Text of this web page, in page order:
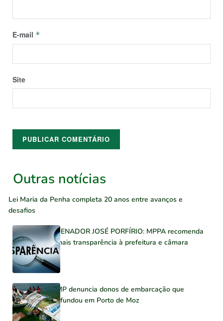
E-mail *
Site
Outras notícias
Lei Maria da Penha completa 20 anos entre avanços e
desafios
SENADOR JOSÉ PORFÍRIO: MPPA recomenda
mais transparência à prefeitura e câmara
MP denuncia donos de embarcação que
afundou em Porto de Moz